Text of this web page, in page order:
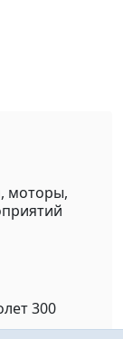
моторы,
300